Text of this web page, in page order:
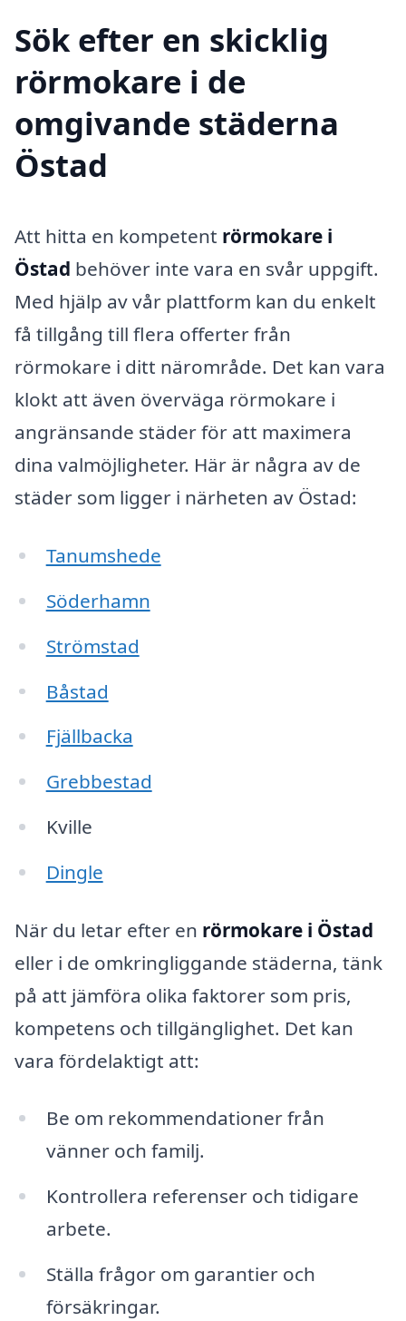
Sök efter en skicklig
rörmokare i de
omgivande städerna
Östad
Att hitta en kompetent rörmokare i
Östad behöver inte vara en svår uppgift.
Med hjälp av vår plattform kan du enkelt
få tillgång till flera offerter från
rörmokare i ditt närområde. Det kan vara
klokt att även överväga rörmokare i
angränsande städer för att maximera
dina valmöjligheter. Här är några av de
städer som ligger i närheten av Östad:
Tanumshede
Söderhamn
Strömstad
Båstad
Fjällbacka
Grebbestad
Kville
Dingle
När du letar efter en rörmokare i Östad
eller i de omkringliggande städerna, tänk
på att jämföra olika faktorer som pris,
kompetens och tillgänglighet. Det kan
vara fördelaktigt att:
Be om rekommendationer från
vänner och familj.
Kontrollera referenser och tidigare
arbete.
Ställa frågor om garantier och
försäkringar.